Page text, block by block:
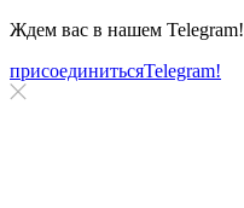
Ждем вас в нашем Telegram!
присоединитьсяTelegram!